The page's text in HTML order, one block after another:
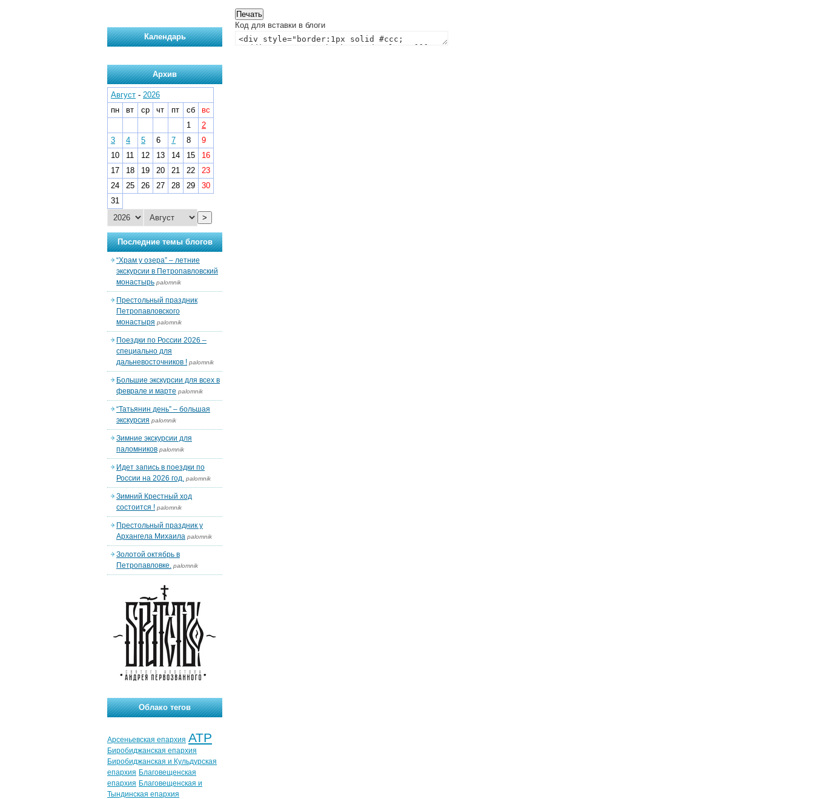
Код для вставки в блоги
Календарь
Архив
Август - 2026
пн
вт ср чт пт сб
вс
1
2
3
4 5 6 7 8
9
10
11 12 13 14 15
16
17
18 19 20 21 22
23
24
25 26 27 28 29
30
31
>
Последние темы блогов
“Храм у озера” – летние
экскурсии в Петропавловский
монастырь palomnik
Престольный праздник
Петропавловского
монастыря palomnik
Поездки по России 2026 –
специально для
дальневосточников ! palomnik
Большие экскурсии для всех в
феврале и марте palomnik
“Татьянин день” – большая
экскурсия palomnik
Зимние экскурсии для
паломников palomnik
Идет запись в поездки по
России на 2026 год. palomnik
Зимний Крестный ход
состоится ! palomnik
Престольный праздник у
Архангела Михаила palomnik
Золотой октябрь в
Петропавловке. palomnik
Облако тегов
Арсеньевская епархия АТР
Биробиджанская епархия
Биробиджанская и Кульдурская
епархия Благовещенская
епархия Благовещенская и
Тындинская епархия